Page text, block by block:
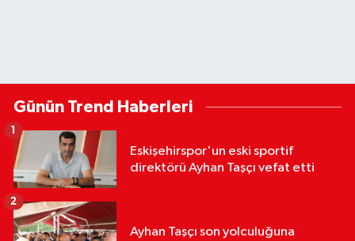
Günün Trend Haberleri
Eskişehirspor'un eski sportif
direktörü Ayhan Taşçı vefat etti
1
Ayhan Taşçı son yolculuğuna
2